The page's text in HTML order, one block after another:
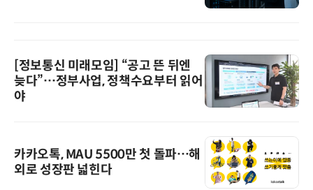
[정보통신 미래모임] “공고 뜬 뒤엔
늦다”…정부사업, 정책수요부터 읽어
야
카카오톡, MAU 5500만 첫 돌파…해
외로 성장판 넓힌다